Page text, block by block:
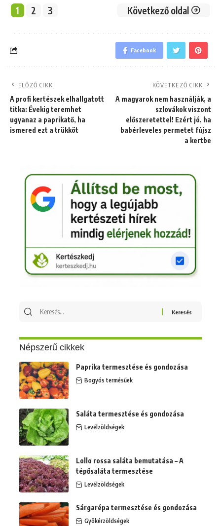
1 2 3 Következő oldal
Facebook
ELŐZŐ CIKK
A profi kertészek elhallgatott
titka: Évekig teremhet
ugyanaz a paprikatő, ha
ismered ezt a trükköt
KÖVETKEZŐ CIKK
A magyarok nem használják, a
szlovákok viszont
előszeretettel! Ezért jó, ha
babérleveles permetet fújsz
a kertbe
Keresés
Népszerű cikkek
Paprika termesztése és gondozása
Bogyós termésűek
Saláta termesztése és gondozása
Levélzöldségek
Lollo rossa saláta bemutatása – A
tépősaláta termesztése
Levélzöldségek
Sárgarépa termesztése és gondozása
Gyökérzöldségek